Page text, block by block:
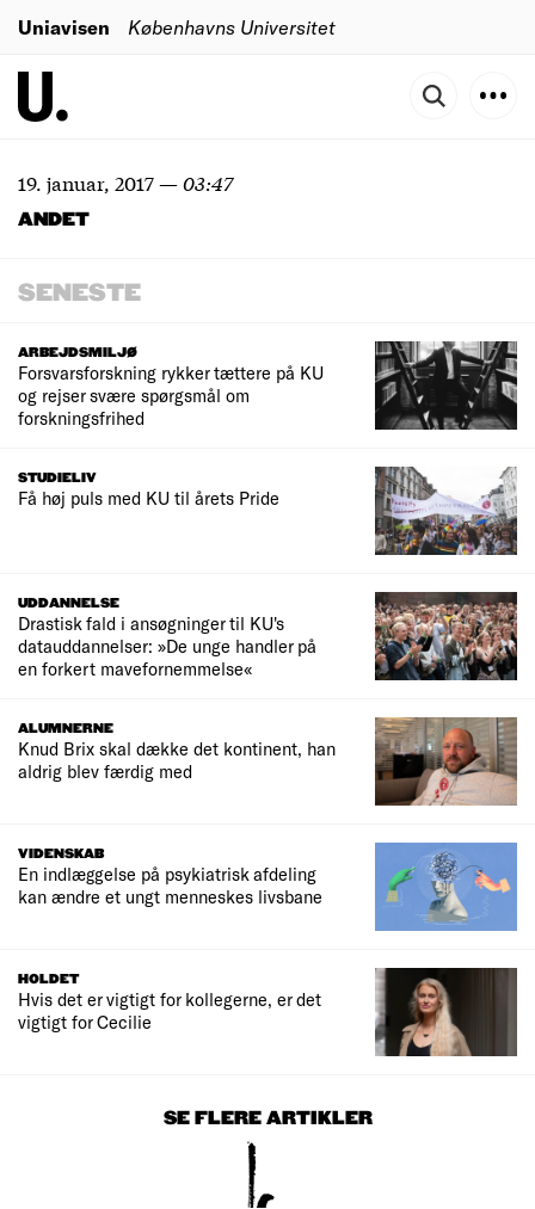
Uniavisen Københavns Universitet
19. januar, 2017—03:47
ANDET
SENESTE
ARBEJDSMILJØ
Forsvarsforskning rykker tættere på KU
og rejser svære spørgsmål om
forskningsfrihed
STUDIELIV
Få høj puls med KU til årets Pride
UDDANNELSE
Drastisk fald i ansøgninger til KU's
datauddannelser: »De unge handler på
en forkert mavefornemmelse«
ALUMNERNE
Knud Brix skal dække det kontinent, han
aldrig blev færdig med
VIDENSKAB
En indlæggelse på psykiatrisk afdeling
kan ændre et ungt menneskes livsbane
HOLDET
Hvis det er vigtigt for kollegerne, er det
vigtigt for Cecilie
SE FLERE ARTIKLER